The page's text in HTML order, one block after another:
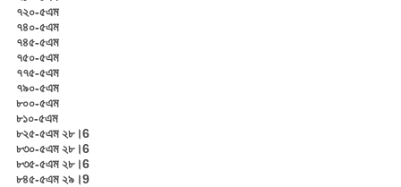
৭২০-৫এম
৭৪০-৫এম
৭৪৫-৫এম
৭৫০-৫এম
৭৭৫-৫এম
৭৯০-৫এম
৮০০-৫এম
৮১০-৫এম
৮২৫-৫এম ২৮।6
৮৩০-৫এম ২৮।6
৮৩৫-৫এম ২৮।6
৮৪৫-৫এম ২৯।9